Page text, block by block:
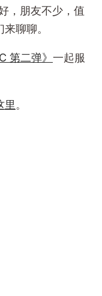
，朋友不少，值
聊聊。
第二弹》 一起服
里。